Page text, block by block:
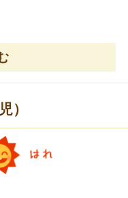
上手に
おはじき
たり、一
して夢中
しさに触
）